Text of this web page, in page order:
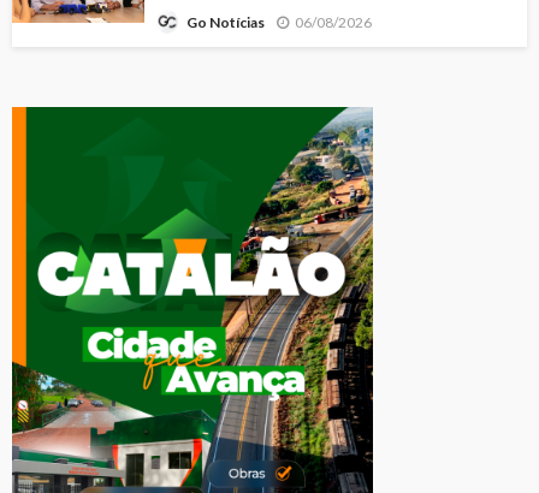
Go Notícias 06/08/2026